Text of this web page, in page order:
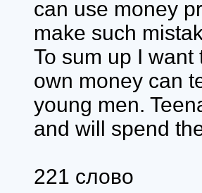
can use money
make such
To sum up I
own money can
young men.
and will spend
221 слово